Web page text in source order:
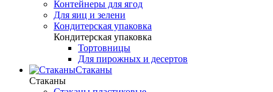
Контейнеры для ягод
Для яиц и зелени
Кондитерская упаковка
Кондитерская упаковка
Тортовницы
Для пирожных и десертов
Стаканы
Стаканы